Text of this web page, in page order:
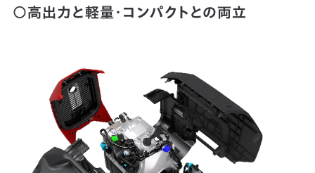
○高出力と軽量・コンパクトとの両立